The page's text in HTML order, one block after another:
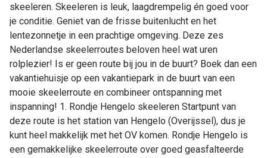
skeeleren. Skeeleren is leuk, laagdrempelig én goed voor
je conditie. Geniet van de frisse buitenlucht en het
lentezonnetje in een prachtige omgeving. Deze zes
Nederlandse skeelerroutes beloven heel wat uren
rolplezier! Is er geen route bij jou in de buurt? Boek dan een
vakantiehuisje op een vakantiepark in de buurt van een
mooie skeelerroute en combineer ontspanning met
inspanning! 1. Rondje Hengelo skeeleren Startpunt van
deze route is het station van Hengelo (Overijssel), dus je
kunt heel makkelijk met het OV komen. Rondje Hengelo is
een gemakkelijke skeelerroute over goed geasfalteerde
Nederland